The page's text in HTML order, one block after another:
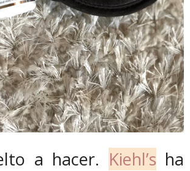
a hacer. Kiehl’sha